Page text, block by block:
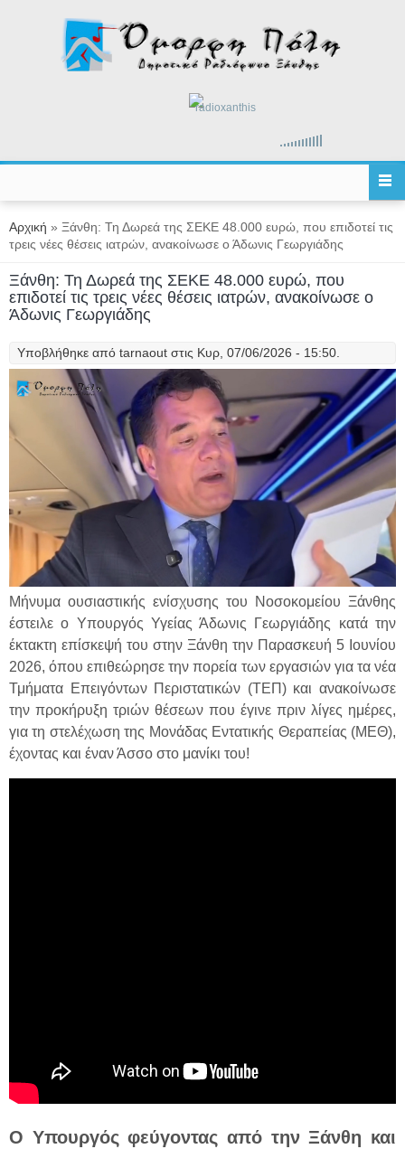
radioxanthis
Είστε εδώ
Αρχική » Ξάνθη: Τη Δωρεά της ΣΕΚΕ 48.000 ευρώ, που επιδοτεί τις
τρεις νέες θέσεις ιατρών, ανακοίνωσε ο Άδωνις Γεωργιάδης
Ξάνθη: Τη Δωρεά της ΣΕΚΕ 48.000 ευρώ, που
επιδοτεί τις τρεις νέες θέσεις ιατρών, ανακοίνωσε ο
Άδωνις Γεωργιάδης
Υποβλήθηκε από tarnaout στις Κυρ, 07/06/2026 - 15:50.
Μήνυμα ουσιαστικής ενίσχυσης του Νοσοκομείου Ξάνθης
έστειλε ο Υπουργός Υγείας Άδωνις Γεωργιάδης κατά την
έκτακτη επίσκεψή του στην Ξάνθη την Παρασκευή 5 Ιουνίου
2026, όπου επιθεώρησε την πορεία των εργασιών για τα νέα
Τμήματα Επειγόντων Περιστατικών (ΤΕΠ) και ανακοίνωσε
την προκήρυξη τριών θέσεων που έγινε πριν λίγες ημέρες,
για τη στελέχωση της Μονάδας Εντατικής Θεραπείας (ΜΕΘ),
έχοντας και έναν Άσσο στο μανίκι του!
Ο Υπουργός φεύγοντας από την Ξάνθη και